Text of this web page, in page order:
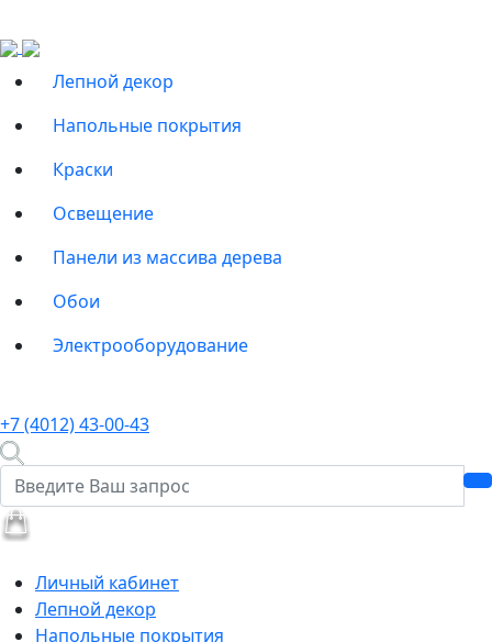
Лепной декор
Напольные покрытия
Краски
Освещение
Панели из массива дерева
Обои
Электрооборудование
+7 (4012) 43-00-43
Личный кабинет
Лепной декор
Напольные покрытия